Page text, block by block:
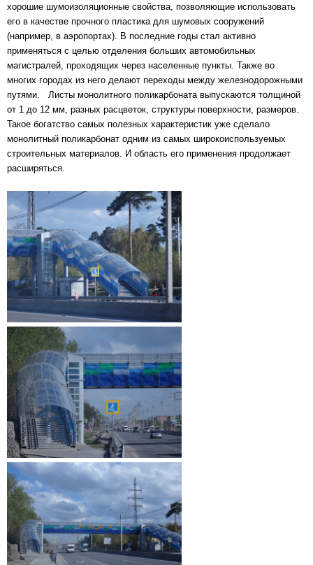
хорошие шумоизоляционные свойства, позволяющие использовать
его в качестве прочного пластика для шумовых сооружений
(например, в аэропортах). В последние годы стал активно
применяться с целью отделения больших автомобильных
магистралей, проходящих через населенные пункты. Также во
многих городах из него делают переходы между железнодорожными
путями. Листы монолитного поликарбоната выпускаются толщиной
от 1 до 12 мм, разных расцветок, структуры поверхности, размеров.
Такое богатство самых полезных характеристик уже сделало
монолитный поликарбонат одним из самых широкоиспользуемых
строительных материалов. И область его применения продолжает
расширяться.